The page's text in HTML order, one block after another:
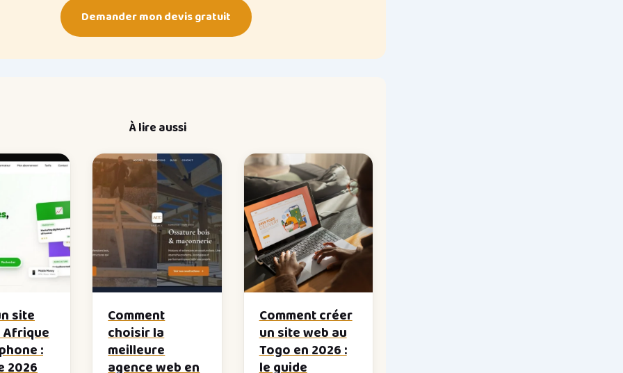
Demander mon devis gratuit
À lire aussi
site
Afrique
:
2026
Comment
choisir la
meilleure
agence web en
Comment créer
un site web au
Togo en 2026 :
le guide